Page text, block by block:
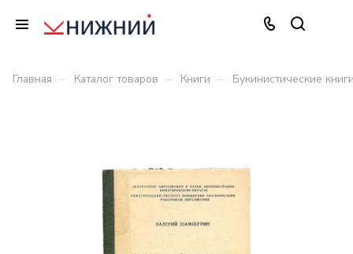
Главная – Каталог товаров – Книги – Букинистические